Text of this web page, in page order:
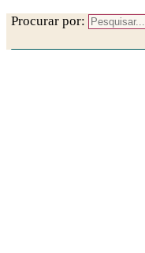
Procurar por: